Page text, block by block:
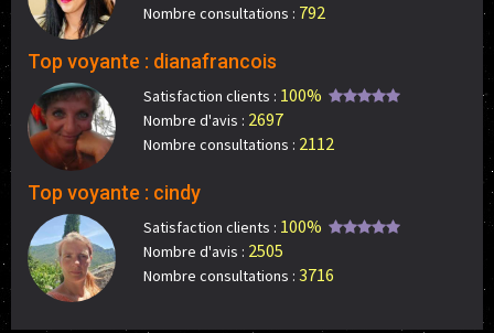
Nombre consultations : 792
Top voyante : dianafrancois
Satisfaction clients : 100%
Nombre d'avis : 2697
Nombre consultations : 2112
Top voyante : cindy
Satisfaction clients : 100%
Nombre d'avis : 2505
Nombre consultations : 3716